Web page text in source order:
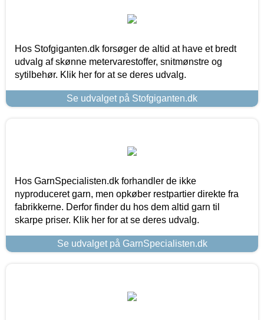
Hos Stofgiganten.dk forsøger de altid at have et bredt
udvalg af skønne metervarestoffer, snitmønstre og
sytilbehør. Klik her for at se deres udvalg.
Se udvalget på Stofgiganten.dk
Hos GarnSpecialisten.dk forhandler de ikke
nyproduceret garn, men opkøber restpartier direkte fra
fabrikkerne. Derfor finder du hos dem altid garn til
skarpe priser. Klik her for at se deres udvalg.
Se udvalget på GarnSpecialisten.dk